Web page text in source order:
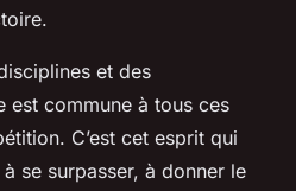
et des
est commune à tous ces
C’est cet esprit qui
se surpasser, à donner le